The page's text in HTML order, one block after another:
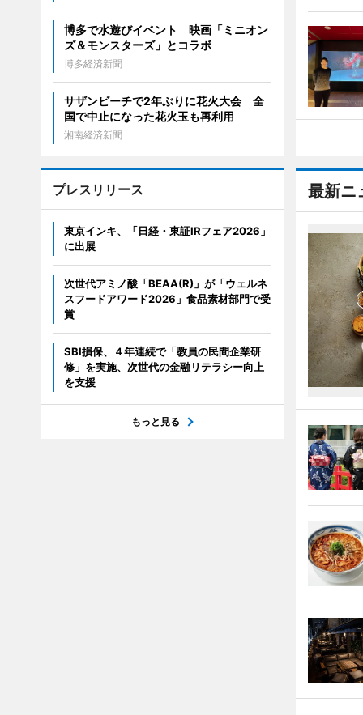
最新ニ
博多で水遊びイベント 映画「ミニオン
ズ＆モンスターズ」とコラボ
博多経済新聞
サザンビーチで2年ぶりに花火大会 全
国で中止になった花火玉も再利用
湘南経済新聞
プレスリリース
東京インキ、「日経・東証IRフェア2026」
に出展
次世代アミノ酸「BEAA(R)」が「ウェルネ
スフードアワード2026」食品素材部門で受
賞
SBI損保、４年連続で「教員の民間企業研
修」を実施、次世代の金融リテラシー向上
を支援
もっと見る